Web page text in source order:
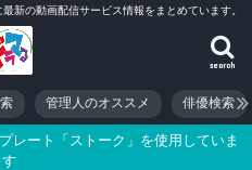
新の動画配信サービス情報をまとめています。
search
管理人のオススメ 俳優検索
レート「ストーク」を使用していま
す